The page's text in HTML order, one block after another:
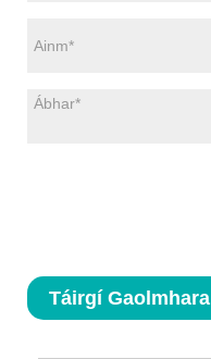
Táirgí Gaolmhara